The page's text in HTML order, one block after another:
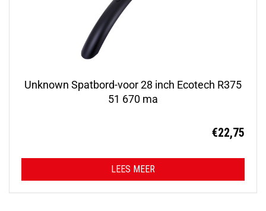
Unknown Spatbord-voor 28 inch Ecotech R375
51 670 ma
€22,75
LEES MEER